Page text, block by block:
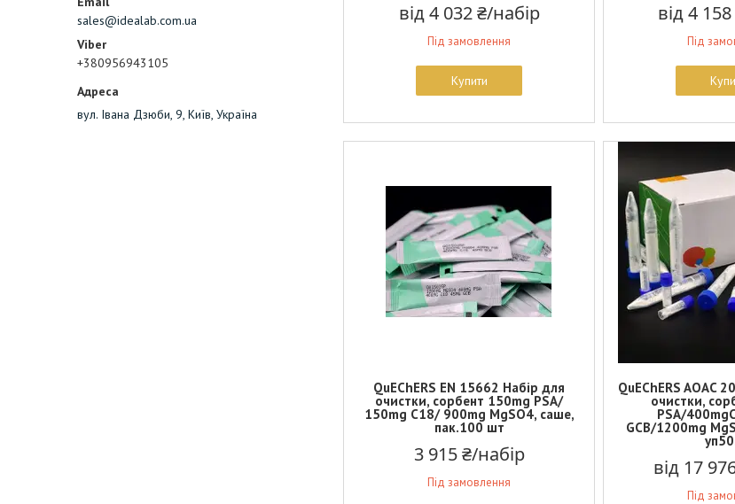
sales@idealab.com.ua
+380956943105
вул. Івана Дзюби, 9, Київ, Україна
від 4 032 ₴/набір
Під замовлення
Купити
від 4
Під
QuEChERS EN 15662 Набір для
очистки, сорбент 150mg PSA/
150mg C18/ 900mg MgSO4, саше,
пак.100 шт
3 915 ₴/набір
Під замовлення
QuEChERS AOAC
очистки,
PSA/
GCB/1200mg
від 17
Під